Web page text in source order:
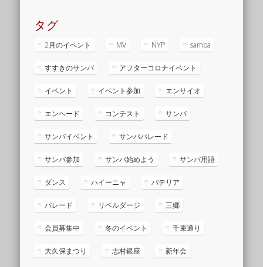
タグ
2月のイベント MV NYP samba
すすきのサンバ アフターコロナイベント
イベント イベント参加 エンサイオ
エンヘード コンテスト サンバ
サンバイベント サンバパレード
サンバ参加 サンバ始めよう サンバ用語
ダンス ハイーニャ バテリア
パレード リベルダージ 三郷
会員募集中 冬のイベント 千束通り
大久保まつり 志村銀座 新年会